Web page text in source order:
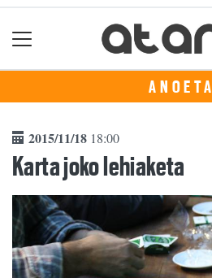
ANOETA
2015/11/18 18:00
Karta joko lehiaketa